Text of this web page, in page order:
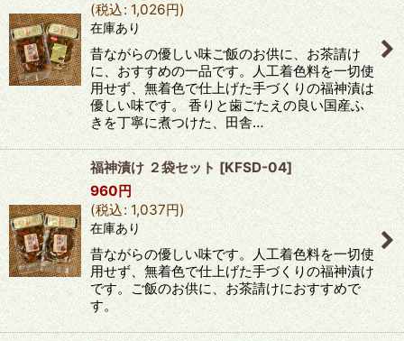
(税込: 1,026円)
在庫あり
昔ながらの優しい味ご飯のお供に、お茶請け
に、おすすめの一品です。人工着色料を一切使
用せず、無着色で仕上げた手づくりの福神漬は
優しい味です。 香りと歯ごたえの良い国産ふ
きを丁寧に煮つけた、田舎…
福神漬け ２袋セット [KFSD-04]
960円
(税込: 1,037円)
在庫あり
昔ながらの優しい味です。人工着色料を一切使
用せず、無着色で仕上げた手づくりの福神漬け
です。ご飯のお供に、お茶請けにおすすめで
す。